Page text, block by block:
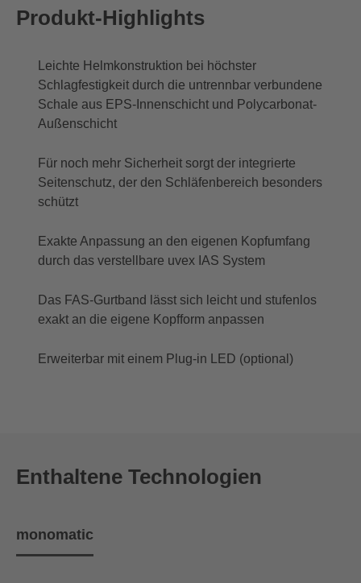
Produkt-Highlights
Leichte Helmkonstruktion bei höchster
Schlagfestigkeit durch die untrennbar verbundene
Schale aus EPS-Innenschicht und Polycarbonat-
Außenschicht
Für noch mehr Sicherheit sorgt der integrierte
Seitenschutz, der den Schläfenbereich besonders
schützt
Exakte Anpassung an den eigenen Kopfumfang
durch das verstellbare uvex IAS System
Das FAS-Gurtband lässt sich leicht und stufenlos
exakt an die eigene Kopfform anpassen
Erweiterbar mit einem Plug-in LED (optional)
Enthaltene Technologien
monomatic